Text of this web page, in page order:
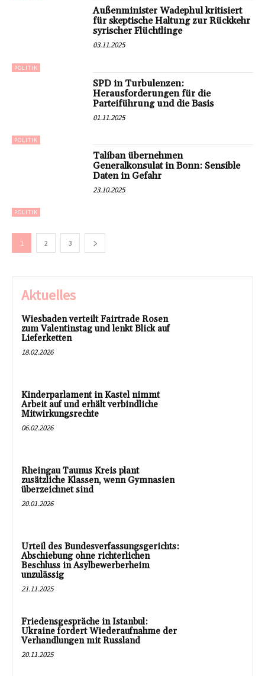
POLITIK
Außenminister Wadephul kritisiert
für skeptische Haltung zur Rückkehr
syrischer Flüchtlinge
03.11.2025
POLITIK
SPD in Turbulenzen:
Herausforderungen für die
Parteiführung und die Basis
01.11.2025
POLITIK
Taliban übernehmen
Generalkonsulat in Bonn: Sensible
Daten in Gefahr
23.10.2025
1 2 3
Aktuelles
Wiesbaden verteilt Fairtrade Rosen
zum Valentinstag und lenkt Blick auf
Lieferketten
18.02.2026
Kinderparlament in Kastel nimmt
Arbeit auf und erhält verbindliche
Mitwirkungsrechte
06.02.2026
Rheingau Taunus Kreis plant
zusätzliche Klassen, wenn Gymnasien
überzeichnet sind
20.01.2026
Urteil des Bundesverfassungsgerichts:
Abschiebung ohne richterlichen
Beschluss in Asylbewerberheim
unzulässig
21.11.2025
Friedensgespräche in Istanbul:
Ukraine fordert Wiederaufnahme der
Verhandlungen mit Russland
20.11.2025